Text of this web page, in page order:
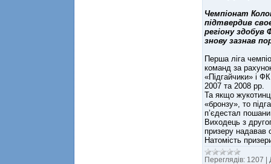
Чемпіонат
підтвердив
регіону здобув
знову зазнав
Перша ліга
команд за
«Підгайчики» і
2007 та 2008 рр.
Та якщо
«бронзу», то
п’єдестал
Виходець з
призеру надавав
Натомість
Переглядів: 1207 |